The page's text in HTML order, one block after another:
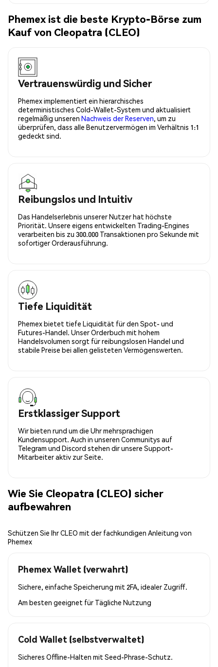
Phemex ist die beste Krypto-Börse zum
Kauf von Cleopatra (CLEO)
Vertrauenswürdig und Sicher
Phemex implementiert ein hierarchisches
deterministisches Cold-Wallet-System und aktualisiert
regelmäßig unseren Nachweis der Reserven, um zu
überprüfen, dass alle Benutzervermögen im Verhältnis 1:1
gedeckt sind.
Reibungslos und Intuitiv
Das Handelserlebnis unserer Nutzer hat höchste
Priorität. Unsere eigens entwickelten Trading-Engines
verarbeiten bis zu 300.000 Transaktionen pro Sekunde mit
sofortiger Orderausführung.
Tiefe Liquidität
Phemex bietet tiefe Liquidität für den Spot- und
Futures-Handel. Unser Orderbuch mit hohem
Handelsvolumen sorgt für reibungslosen Handel und
stabile Preise bei allen gelisteten Vermögenswerten.
Erstklassiger Support
Wir bieten rund um die Uhr mehrsprachigen
Kundensupport. Auch in unseren Communitys auf
Telegram und Discord stehen dir unsere Support-
Mitarbeiter aktiv zur Seite.
Wie Sie Cleopatra (CLEO) sicher
aufbewahren
Schützen Sie Ihr CLEO mit der fachkundigen Anleitung von
Phemex
Phemex Wallet (verwahrt)
Sichere, einfache Speicherung mit 2FA, idealer Zugriff.
Am besten geeignet für Tägliche Nutzung
Cold Wallet (selbstverwaltet)
Sicheres Offline-Halten mit Seed-Phrase-Schutz.